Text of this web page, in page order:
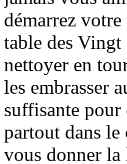
démarrez
table des
nettoyer en
les embrasser
suffisante pour
partout dans
vous donner